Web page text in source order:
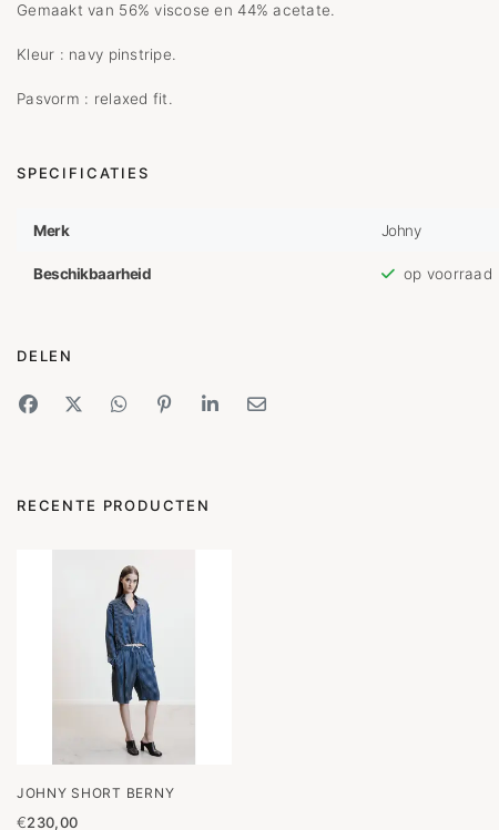
Gemaakt van 56% viscose en 44% acetate.
Kleur : navy pinstripe.
Pasvorm : relaxed fit.
SPECIFICATIES
Merk Johny
Beschikbaarheid op voorraad
DELEN
RECENTE PRODUCTEN
JOHNY SHORT BERNY
€230,00